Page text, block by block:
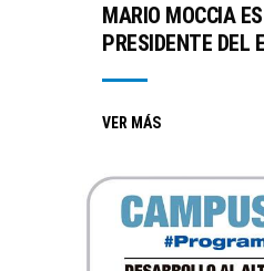
MARIO MOCCIA
PRESIDENTE DEL
VER MÁS